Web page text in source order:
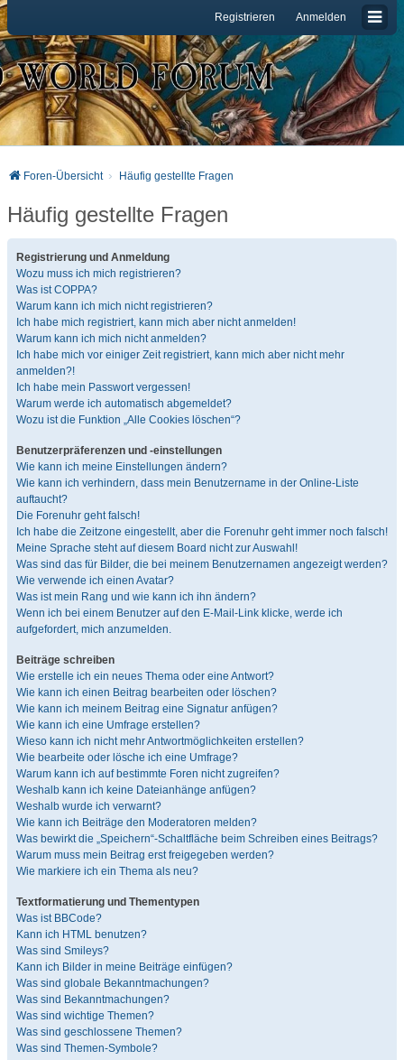
Anmelden
Registrieren
Foren-Übersicht Häufig gestellte Fragen
Häufig gestellte Fragen
Registrierung und Anmeldung
Wozu muss ich mich registrieren?
Was ist COPPA?
Warum kann ich mich nicht registrieren?
Ich habe mich registriert, kann mich aber nicht anmelden!
Warum kann ich mich nicht anmelden?
Ich habe mich vor einiger Zeit registriert, kann mich aber nicht mehr
anmelden?!
Ich habe mein Passwort vergessen!
Warum werde ich automatisch abgemeldet?
Wozu ist die Funktion „Alle Cookies löschen“?
Benutzerpräferenzen und -einstellungen
Wie kann ich meine Einstellungen ändern?
Wie kann ich verhindern, dass mein Benutzername in der Online-Liste
auftaucht?
Die Forenuhr geht falsch!
Ich habe die Zeitzone eingestellt, aber die Forenuhr geht immer noch falsch!
Meine Sprache steht auf diesem Board nicht zur Auswahl!
Was sind das für Bilder, die bei meinem Benutzernamen angezeigt werden?
Wie verwende ich einen Avatar?
Was ist mein Rang und wie kann ich ihn ändern?
Wenn ich bei einem Benutzer auf den E-Mail-Link klicke, werde ich
aufgefordert, mich anzumelden.
Beiträge schreiben
Wie erstelle ich ein neues Thema oder eine Antwort?
Wie kann ich einen Beitrag bearbeiten oder löschen?
Wie kann ich meinem Beitrag eine Signatur anfügen?
Wie kann ich eine Umfrage erstellen?
Wieso kann ich nicht mehr Antwortmöglichkeiten erstellen?
Wie bearbeite oder lösche ich eine Umfrage?
Warum kann ich auf bestimmte Foren nicht zugreifen?
Weshalb kann ich keine Dateianhänge anfügen?
Weshalb wurde ich verwarnt?
Wie kann ich Beiträge den Moderatoren melden?
Was bewirkt die „Speichern“-Schaltfläche beim Schreiben eines Beitrags?
Warum muss mein Beitrag erst freigegeben werden?
Wie markiere ich ein Thema als neu?
Textformatierung und Thementypen
Was ist BBCode?
Kann ich HTML benutzen?
Was sind Smileys?
Kann ich Bilder in meine Beiträge einfügen?
Was sind globale Bekanntmachungen?
Was sind Bekanntmachungen?
Was sind wichtige Themen?
Was sind geschlossene Themen?
Was sind Themen-Symbole?